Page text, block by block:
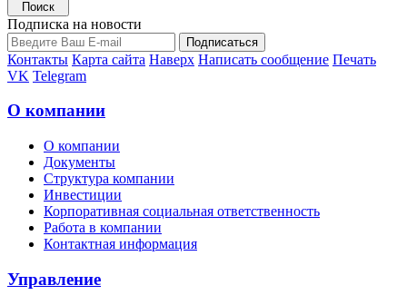
Подписка на новости
Контакты Карта сайта Наверх Написать сообщение Печать
VK Telegram
О компании
О компании
Документы
Структура компании
Инвестиции
Корпоративная социальная ответственность
Работа в компании
Контактная информация
Управление